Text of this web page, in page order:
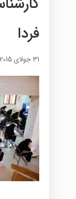
فردا
31 جولای 2015